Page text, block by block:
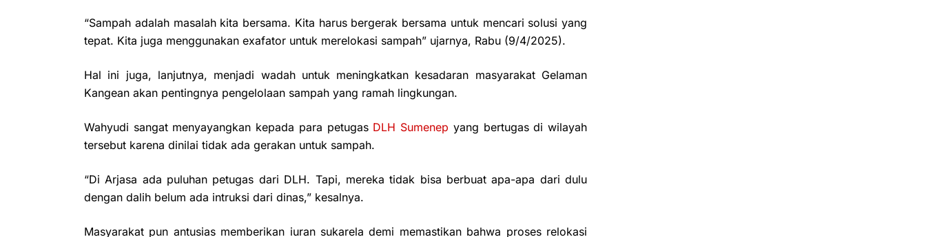
“Sampah adalah masalah kita bersama. Kita harus bergerak bersama untuk mencari solusi yang
tepat. Kita juga menggunakan exafator untuk merelokasi sampah” ujarnya, Rabu (9/4/2025).
Hal ini juga, lanjutnya, menjadi wadah untuk meningkatkan kesadaran masyarakat Gelaman
Kangean akan pentingnya pengelolaan sampah yang ramah lingkungan.
Wahyudi sangat menyayangkan kepada para petugas DLH Sumenep yang bertugas di wilayah
tersebut karena dinilai tidak ada gerakan untuk sampah.
“Di Arjasa ada puluhan petugas dari DLH. Tapi, mereka tidak bisa berbuat apa-apa dari dulu
dengan dalih belum ada intruksi dari dinas,” kesalnya.
Masyarakat pun antusias memberikan iuran sukarela demi memastikan bahwa proses relokasi